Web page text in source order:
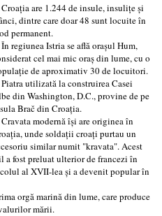
Croația are 1.244 de insule, insulițe și
dintre care doar 48 sunt locuite în
permanent.
regiunea Istria se află orașul Hum,
cel mai mic oraș din lume, cu o
de aproximativ 30 de locuitori.
utilizată la construirea Casei
din Washington, D.C., provine de pe
Brač din Croația.
modernă își are originea în
unde soldații croați purtau un
similar numit "kravata". Acest
a fost preluat ulterior de francezi în
al XVII-lea și a devenit popular în
orgă marină din lume, care produce
mării.